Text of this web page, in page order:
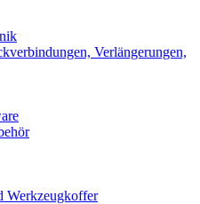
Verlängerungen,
Werkzeugkoffer